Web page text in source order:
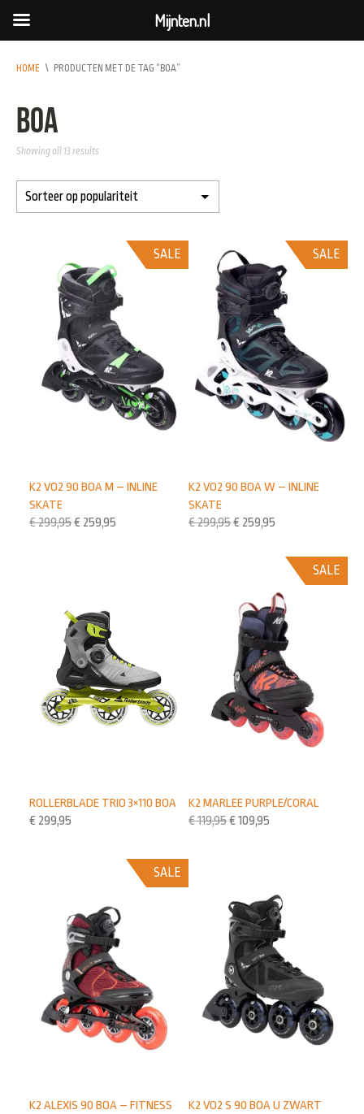
HOME \ PRODUCTEN MET DE TAG “BOA”
boa
Showing all 13 results
SALE
K2 VO2 90 BOA W – INLINE
SKATE
€299,95€ 259,95
SALE
K2 VO2 90 BOA M – INLINE
SKATE
€299,95€ 259,95
SALE
K2 MARLEE PURPLE/CORAL
€119,95€ 109,95
ROLLERBLADE TRIO 3×110 BOA
€ 299,95
K2 VO2 S 90 BOA U ZWART
SALE
K2 ALEXIS 90 BOA – FITNESS
Mijnten.nl